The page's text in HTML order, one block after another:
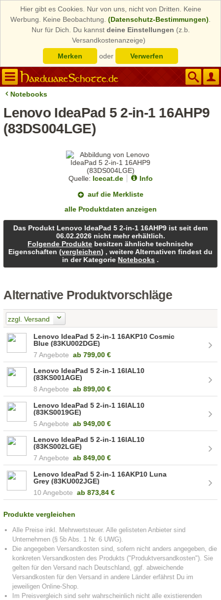
Hier gibt es Cookies. Nur von uns, nicht von Dritten. Keine
Werbung. Keine Beobachtung. (Datenschutz-Bestimmungen)
Nur für Dich. Du kannst deine Einstellungen (z.b.
Versandkostenanzeige)
Merken
oder Verwerfen
Notebooks
Lenovo IdeaPad 5 2-in-1 16AHP9
(83DS004LGE)
Quelle: Icecat.de
Info
auf die Merkliste
alle Produktdaten anzeigen
Das Produkt Lenovo IdeaPad 5 2-in-1 16AHP9 ist seit dem
06.02.2026 nicht mehr erhältlich.
Folgende Produkte besitzen ähnliche technische
Eigenschaften (vergleichen) , weitere Alternativen findest du
in der KategorieNotebooks .
Alternative Produktvorschläge
zzgl. Versand
Lenovo IdeaPad 5 2-in-1 16AKP10 Cosmic
Blue (83KU002DGE)
7 Angebote ab 799,00 €
Lenovo IdeaPad 5 2-in-1 16IAL10
(83KS001AGE)
8 Angebote ab 899,00 €
Lenovo IdeaPad 5 2-in-1 16IAL10
(83KS0019GE)
5 Angebote ab 949,00 €
Lenovo IdeaPad 5 2-in-1 16IAL10
(83KS002LGE)
7 Angebote ab 849,00 €
Lenovo IdeaPad 5 2-in-1 16AKP10 Luna
Grey (83KU002JGE)
10 Angebote ab 873,84 €
Produkte vergleichen